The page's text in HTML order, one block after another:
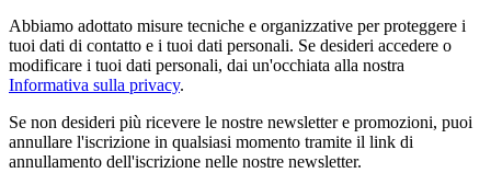
Abbiamo adottato misure tecniche e organizzative per proteggere i
tuoi dati di contatto e i tuoi dati personali. Se desideri accedere o
modificare i tuoi dati personali, dai un'occhiata alla nostra
Informativa sulla privacy.
Se non desideri più ricevere le nostre newsletter e promozioni, puoi
annullare l'iscrizione in qualsiasi momento tramite il link di
annullamento dell'iscrizione nelle nostre newsletter.